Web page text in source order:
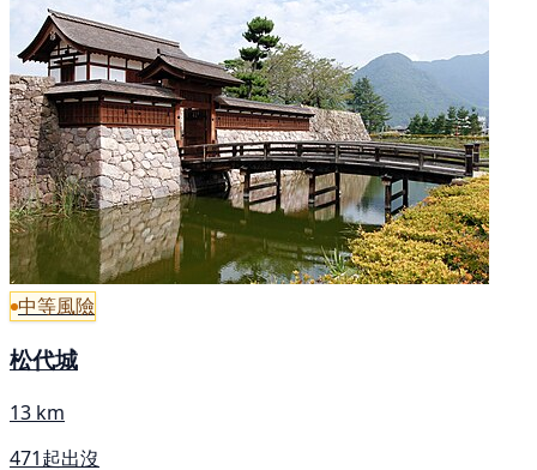
中等風險
松代城
13 km
471起出沒